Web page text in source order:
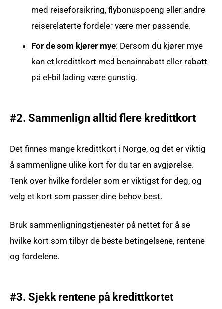
med reiseforsikring, flybonuspoeng eller andre
reiserelaterte fordeler være mer passende.
For de som kjører mye: Dersom du kjører mye
kan et kredittkort med bensinrabatt eller rabatt
på el-bil lading være gunstig.
#2. Sammenlign alltid flere kredittkort
Det finnes mange kredittkort i Norge, og det er viktig
å sammenligne ulike kort før du tar en avgjørelse.
Tenk over hvilke fordeler som er viktigst for deg, og
velg et kort som passer dine behov best.
Bruk sammenligningstjenester på nettet for å se
hvilke kort som tilbyr de beste betingelsene, rentene
og fordelene.
#3. Sjekk rentene på kredittkortet